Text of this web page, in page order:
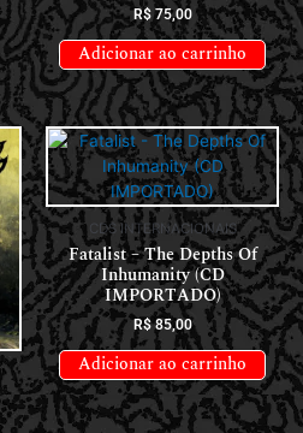
R$75,00
Adicionar ao carrinho
CDS INTERNACIONAIS
Fatalist – The Depths Of
Inhumanity (CD
IMPORTADO)
R$85,00
Adicionar ao carrinho